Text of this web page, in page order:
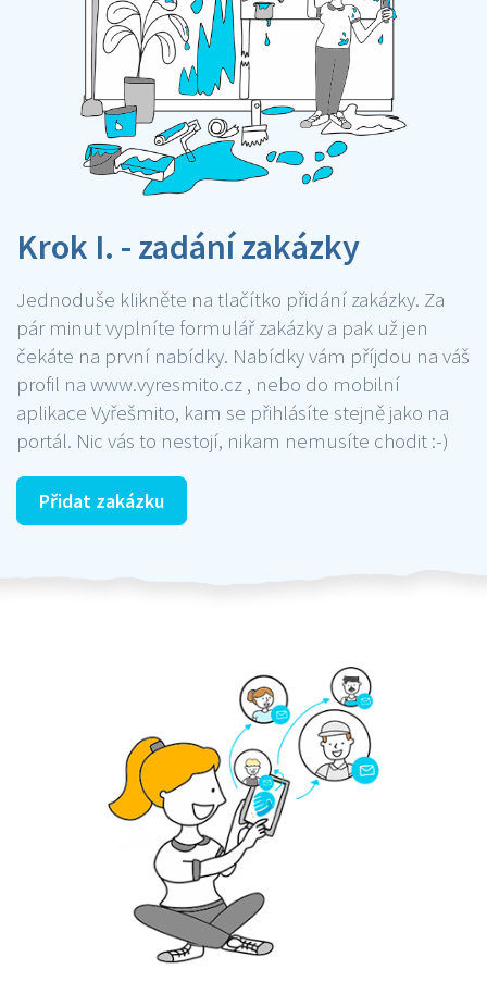
Krok I. - zadání zakázky
Jednoduše klikněte na tlačítko přidání zakázky. Za
pár minut vyplníte formulář zakázky a pak už jen
čekáte na první nabídky. Nabídky vám příjdou na váš
profil na www.vyresmito.cz , nebo do mobilní
aplikace Vyřešmito, kam se přihlásíte stejně jako na
portál. Nic vás to nestojí, nikam nemusíte chodit :-)
Přidat zakázku